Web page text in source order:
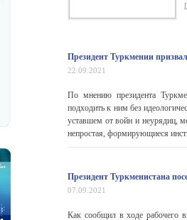
Президент Туркмении
22.09.2021
По мнению президента
подходить к ним без
уставшем от войн и неурядиц,
непростая, формирующиеся
Президент Туркменистана
07.09.2021
Как сообщил в ходе рабочего